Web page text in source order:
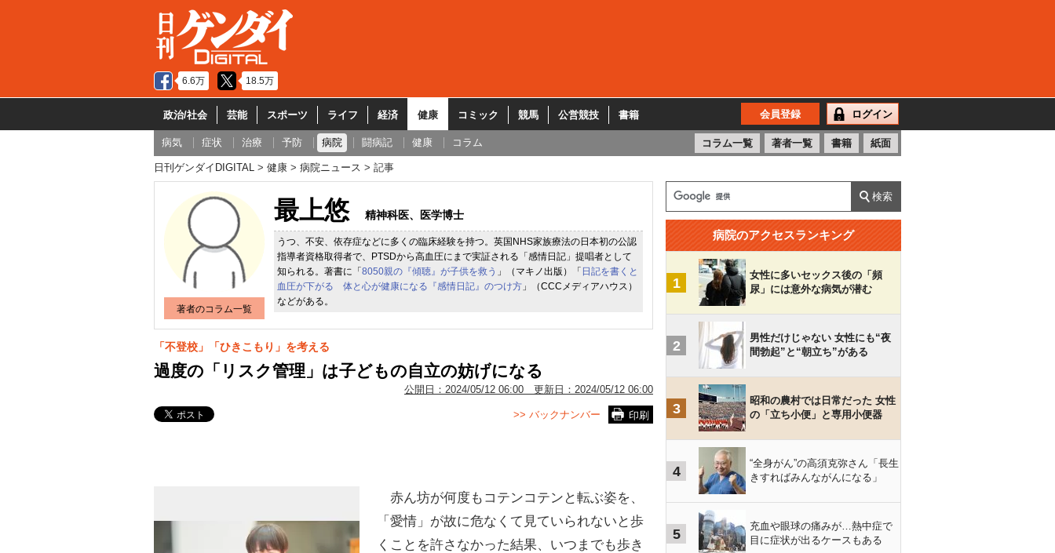
6.6万 18.5万
政治/社会 芸能 スポーツ ライフ 経済 健康 コミック 競馬 公営競技 書籍 会員登録 ログイン
病気 症状 治療 予防 病院 闘病記 健康 コラム コラム一覧 著者一覧 書籍 紙面
日刊ゲンダイDIGITAL 健康 病院ニュース 記事
著者のコラム一覧
最上悠 精神科医、医学博士
うつ、不安、依存症などに多くの臨床経験を持つ。英国NHS家族療法の日本初の公認
指導者資格取得者で、PTSDから高血圧にまで実証される「感情日記」提唱者として
知られる。著書に「 8050親の『傾聴』が子供を救う 」（マキノ出版）「 日記を書くと
血圧が下がる 体と心が健康になる『感情日記』のつけ方 」（CCCメディアハウス）
などがある。
「不登校」「ひきこもり」を考える
過度の「リスク管理」は子どもの自立の妨げになる
公開日： 2024/05/12 06:00 更新日： 2024/05/12 06:00
印刷
>> バックナンバー
赤ん坊が何度もコテンコテンと転ぶ姿を、
「愛情」が故に危なくて見ていられないと歩
くことを許さなかった結果、いつまでも歩き
病院のアクセスランキング
1
女性に多いセックス後の「頻
尿」には意外な病気が潜む
2
男性だけじゃない 女性にも“夜
間勃起”と“朝立ち”がある
3
昭和の農村では日常だった 女性
の「立ち小便」と専用小便器
4
“全身がん”の高須克弥さん「長生
きすればみんながんになる」
5
充血や眼球の痛みが…熱中症で
目に症状が出るケースもある